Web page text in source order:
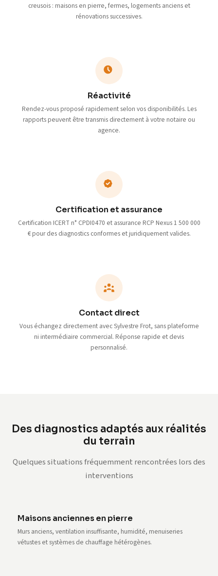
creusois : maisons en pierre, fermes, logements anciens et
rénovations successives.
Réactivité
Rendez-vous proposé rapidement selon vos disponibilités. Les
rapports peuvent être transmis directement à votre notaire ou
agence.
Certification et assurance
Certification ICERT n° CPDI0470 et assurance RCP Nexus 1 500 000
€ pour des diagnostics conformes et juridiquement valides.
Contact direct
Vous échangez directement avec Sylvestre Frot, sans plateforme
ni intermédiaire commercial. Réponse rapide et devis
personnalisé.
Des diagnostics adaptés aux réalités
du terrain
Quelques situations fréquemment rencontrées lors des
interventions
Maisons anciennes en pierre
Murs anciens, ventilation insuffisante, humidité, menuiseries
vétustes et systèmes de chauffage hétérogènes.